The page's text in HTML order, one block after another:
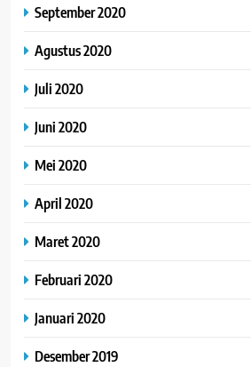
September 2020
Agustus 2020
Juli 2020
Juni 2020
Mei 2020
April 2020
Maret 2020
Februari 2020
Januari 2020
Desember 2019